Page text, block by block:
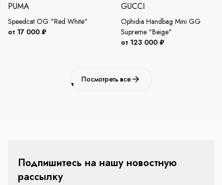
PUMA
Speedcat OG "Red White"
от 17 000 ₽
GUCCI
Ophidia Handbag Mini GG
Supreme "Beige"
от 123 000 ₽
Посмотреть все
Подпишитесь на нашу новостную
рассылку